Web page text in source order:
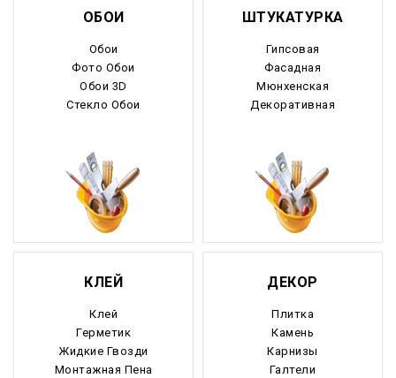
ОБОИ
Обои
Фото Обои
Обои 3D
Стекло Обои
ШТУКАТУРКА
Гипсовая
Фасадная
Мюнхенская
Декоративная
КЛЕЙ
Клей
Герметик
Жидкие Гвозди
Монтажная Пена
ДЕКОР
Плитка
Камень
Карнизы
Галтели